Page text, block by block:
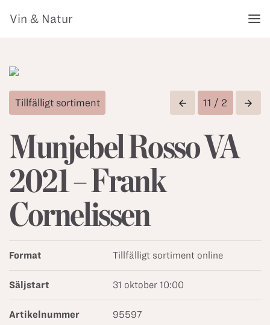
Vin & Natur
Tillfälligt sortiment arrow_back 11 / 2 arrow_forward
Munjebel Rosso VA
2021 – Frank
Cornelissen
Format Tillfälligt sortiment online
Säljstart 31 oktober 10:00
Artikelnummer 95597